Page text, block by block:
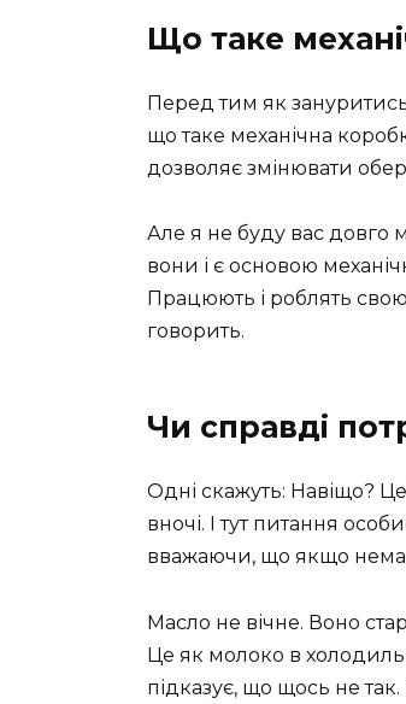
Що таке
Перед тим як
що таке механічна
дозволяє змінювати
Але я не буду вас довго
вони і є основою
Працюють і роблять
говорить.
Чи справді
Одні скажуть: Навіщо?
вночі. І тут питання
вважаючи, що якщо немає
Масло не вічне. Воно
Це як молоко в
підказує, що щось не